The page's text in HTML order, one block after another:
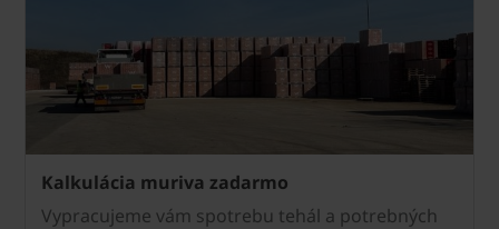
Kalkulácia muriva zadarmo
Vypracujeme vám spotrebu tehál a potrebných